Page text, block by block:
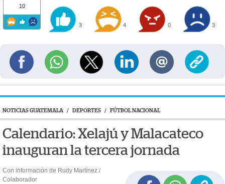
10
3 4 0 3
NOTICIAS GUATEMALA / DEPORTES / FÚTBOL NACIONAL
Calendario: Xelajú y Malacateco
inauguran la tercera jornada
Con información de Rudy Martínez /
Colaborador